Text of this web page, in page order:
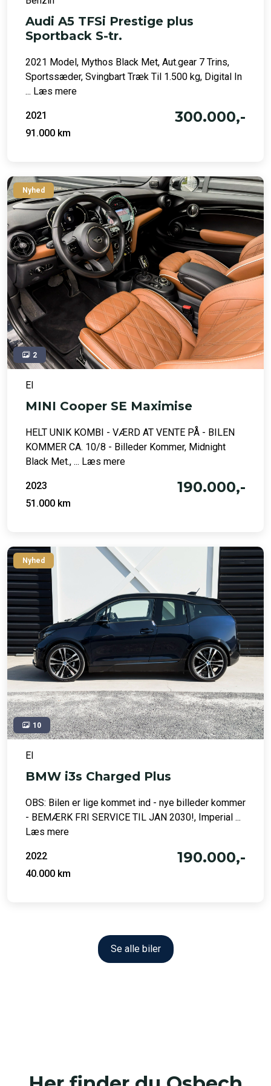
Audi A5 TFSi Prestige plus
Sportback S-tr.
2021 Model, Mythos Black Met, Aut.gear 7 Trins,
Sportssæder, Svingbart Træk Til 1.500 kg, Digital In
... Læs mere
300.000,-
2021
91.000 km
Nyhed
2
El
MINI Cooper SE Maximise
HELT UNIK KOMBI - VÆRD AT VENTE PÅ - BILEN
KOMMER CA. 10/8 - Billeder Kommer, Midnight
Black Met., ... Læs mere
190.000,-
2023
51.000 km
Nyhed
10
El
BMW i3s Charged Plus
OBS: Bilen er lige kommet ind - nye billeder kommer
- BEMÆRK FRI SERVICE TIL JAN 2030!, Imperial ...
Læs mere
190.000,-
2022
40.000 km
Se alle biler